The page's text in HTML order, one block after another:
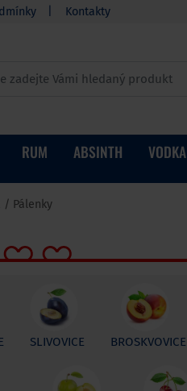
Kontakty
RUM ABSINTH VODKA
Pálenky
SLIVOVICE BROSKVOVICE